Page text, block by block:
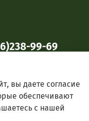
99-69
вы даете согласие
обеспечивают
с нашей